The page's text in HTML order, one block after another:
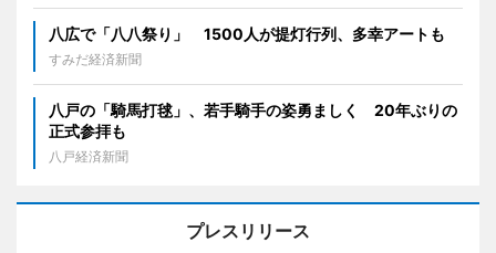
八広で「八八祭り」 1500人が提灯行列、多幸アートも
すみだ経済新聞
八戸の「騎馬打毬」、若手騎手の姿勇ましく 20年ぶりの
正式参拝も
八戸経済新聞
プレスリリース